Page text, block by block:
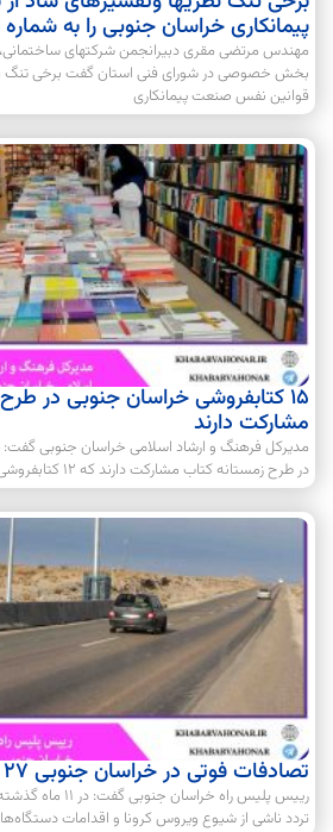
پیمانکاری خراسان جنوبی را به
مهندس مرتضی مقری دبیرانجمن شرکتهای
بخش خصوصی در شورای فنی استان گفت برخی تنگ
قوانین نفس صنعت پیمانکاری
۱۵ کتابفروشی خراسان جنوبی در
مشارکت دارند
در طرح زمستانه کتاب مشارکت دارند که ۱۲ کتابفروشی در مرکز استان و
تصادفات فوتی در خراسان جنوبی ۲۷ درصد کاهش یافت
رییس پلیس راه
تردد ناشی از شیوع ویروس کرونا و اقدامات